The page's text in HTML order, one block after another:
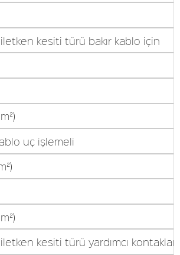
kesiti türü bakır kablo için
uç işlemeli
kesiti türü yardımcı kontaklar